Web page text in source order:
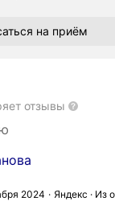
на приём
отзывы
2024
Яндекс · Из